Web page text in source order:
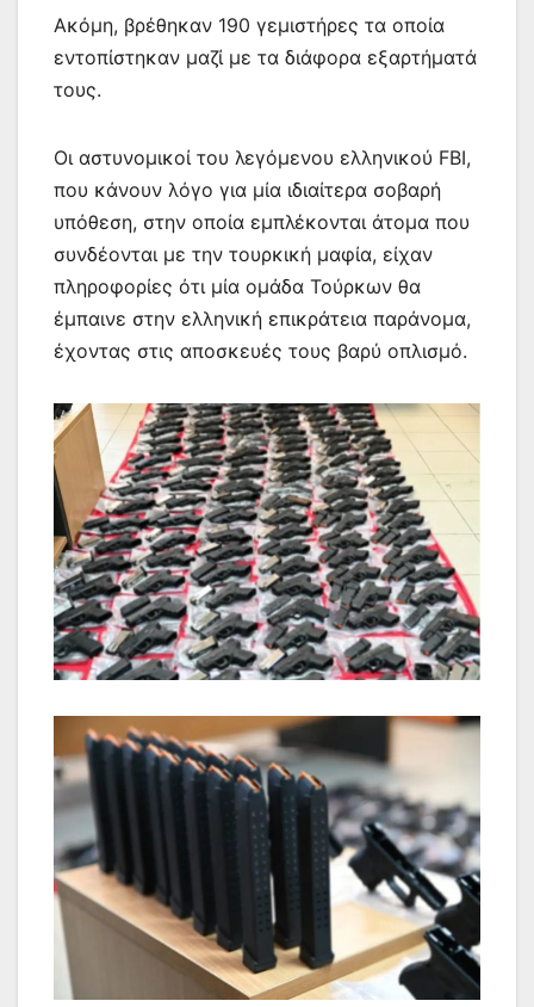
Ακόμη, βρέθηκαν 190 γεμιστήρες τα οποία
εντοπίστηκαν μαζί με τα διάφορα εξαρτήματά
τους.
Οι αστυνομικοί του λεγόμενου ελληνικού FBI,
που κάνουν λόγο για μία ιδιαίτερα σοβαρή
υπόθεση, στην οποία εμπλέκονται άτομα που
συνδέονται με την τουρκική μαφία, είχαν
πληροφορίες ότι μία ομάδα Τούρκων θα
έμπαινε στην ελληνική επικράτεια παράνομα,
έχοντας στις αποσκευές τους βαρύ οπλισμό.